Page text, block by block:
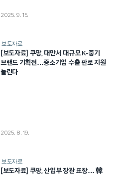
2025. 9. 15.
보도자료
[보도자료] 쿠팡, 대만서 대규모 K-중기
브랜드 기획전…중소기업 수출 판로 지원
늘린다
2025. 8. 19.
보도자료
[보도자료] 쿠팡, 산업부 장관 표창… 韓